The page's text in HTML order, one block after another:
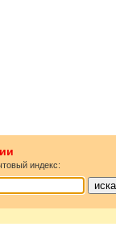
индекс: